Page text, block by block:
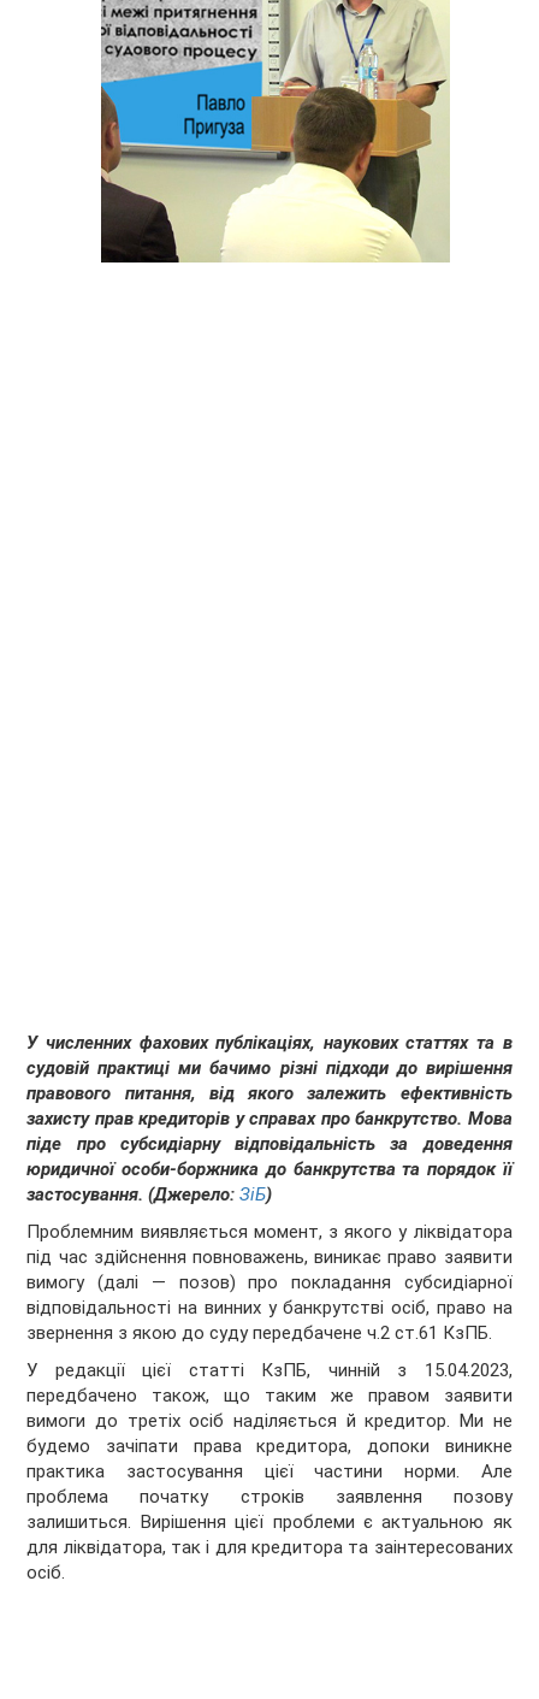
У численних фахових публікаціях, наукових статтях та в
судовій практиці ми бачимо різні підходи до вирішення
правового питання, від якого залежить ефективність
захисту прав кредиторів у справах про банкрутство. Мова
піде про субсидіарну відповідальність за доведення
юридичної особи-боржника до банкрутства та порядок її
застосування. (Джерело:ЗіБ)
Проблемним виявляється момент, з якого у ліквідатора
під час здійснення повноважень, виникає право заявити
вимогу (далі — позов) про покладання субсидіарної
відповідальності на винних у банкрутстві осіб, право на
звернення з якою до суду передбачене ч.2 ст.61 КзПБ.
У редакції цієї статті КзПБ, чинній з 15.04.2023,
передбачено також, що таким же правом заявити
вимоги до третіх осіб наділяється й кредитор. Ми не
будемо зачіпати права кредитора, допоки виникне
практика застосування цієї частини норми. Але
проблема початку строків заявлення позову
залишиться. Вирішення цієї проблеми є актуальною як
для ліквідатора, так і для кредитора та заінтересованих
осіб.